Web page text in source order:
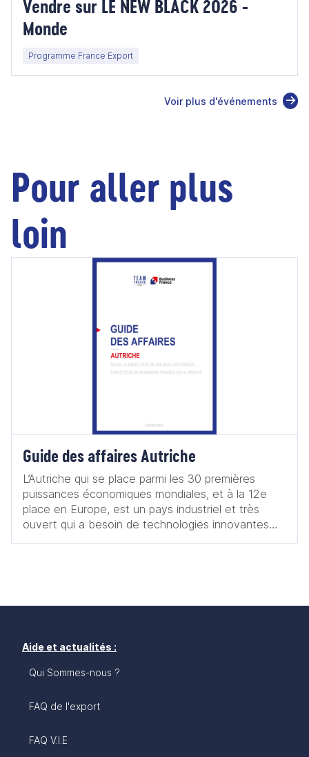
Vendre sur LE NEW BLACK 2026 -
Monde
Programme France Export
Voir plus d'événements
Pour aller plus
loin
Guide des affaires Autriche
L’Autriche qui se place parmi les 30 premières
puissances économiques mondiales, et à la 12e
place en Europe, est un pays industriel et très
ouvert qui a besoin de technologies innovantes
pour rester compétitif. Pour vous, exportateurs
Autriche, pourquoi pas vous ? Ce guide des
l’environnement économique, juridique et politique,
principales caractéristiques du marché autrichien?
commerciale pour réussir sur le marché autrichien?
Aide et actualités :
Qui Sommes-nous ?
FAQ de l'export
FAQ V.I.E